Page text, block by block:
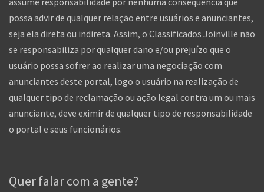
possa advir de qualquer relação entre usuários e anunciantes,
seja ela direta ou indireta. Assim, o Classificados Joinville não
se responsabiliza por qualquer dano e/ou prejuízo que o
usuário possa sofrer ao realizar uma negociação com
anunciantes deste portal, logo o usuário na realização de
qualquer tipo de reclamação ou ação legal contra um ou mais
anunciante, deve eximir de qualquer tipo de responsabilidade
o portal e seus funcionários.
Quer falar com a gente?